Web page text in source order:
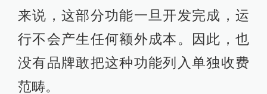
来说，这部分功能一旦开发完成，运
行不会产生任何额外成本。因此，也
没有品牌敢把这种功能列入单独收费
范畴。